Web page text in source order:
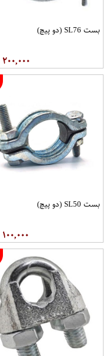
بست SL76 (دو پیچ)
۲۰۰,۰۰۰
بست SL50 (دو پیچ)
۱۰۰,۰۰۰